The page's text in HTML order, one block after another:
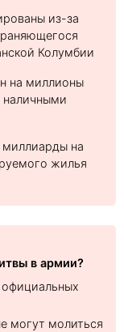
из-за
Колумбии
на миллионы
наличными
на
жилья
в армии?
могут молиться